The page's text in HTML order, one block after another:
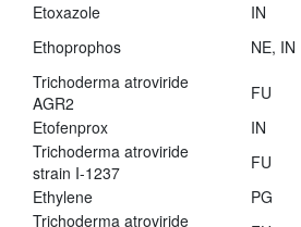
Etoxazole
IN
Ethoprophos
NE, IN
Trichoderma atroviride
AGR2
FU
Etofenprox
IN
Trichoderma atroviride
strain I-1237
FU
Ethylene
PG
Trichoderma atroviride